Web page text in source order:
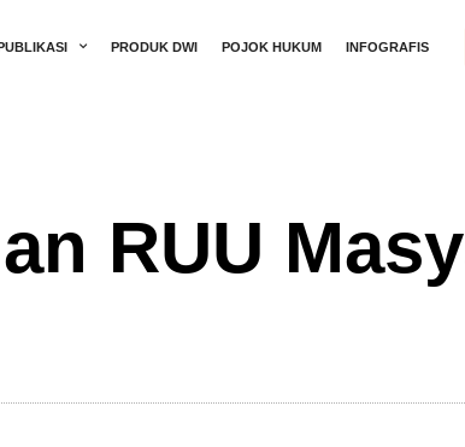
PRODUK DWI POJOK HUKUM INFOGRAFIS
RUU